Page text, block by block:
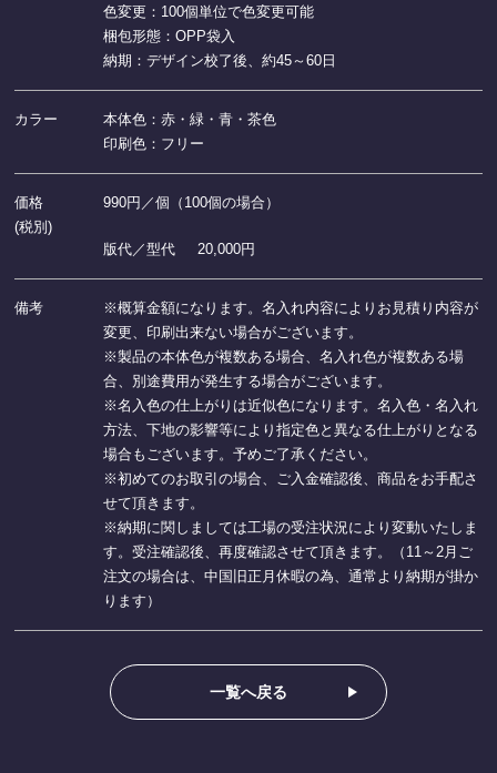
色変更：100個単位で色変更可能
梱包形態：OPP袋入
納期：デザイン校了後、約45～60日
カラー
本体色：赤・緑・青・茶色
印刷色：フリー
価格
(税別)
990円／個（100個の場合）
版代／型代 20,000円
備考
※概算金額になります。名入れ内容によりお見積り内容が
変更、印刷出来ない場合がございます。
※製品の本体色が複数ある場合、名入れ色が複数ある場
合、別途費用が発生する場合がございます。
※名入色の仕上がりは近似色になります。名入色・名入れ
方法、下地の影響等により指定色と異なる仕上がりとなる
場合もございます。予めご了承ください。
※初めてのお取引の場合、ご入金確認後、商品をお手配さ
せて頂きます。
※納期に関しましては工場の受注状況により変動いたしま
す。受注確認後、再度確認させて頂きます。（11～2月ご
注文の場合は、中国旧正月休暇の為、通常より納期が掛か
ります）
一覧へ戻る